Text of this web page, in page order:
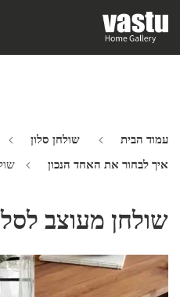
עמוד הבית שולחן סלון
איך לבחור את האחד הנכון
שולחן מעוצב